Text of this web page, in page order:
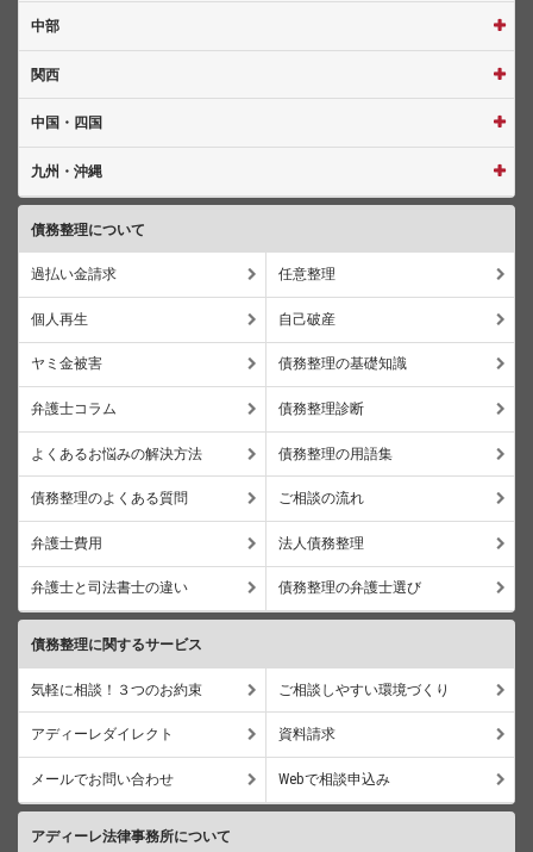
中部
関西
中国・四国
九州・沖縄
債務整理について
過払い金請求 任意整理
個人再生 自己破産
ヤミ金被害 債務整理の基礎知識
弁護士コラム 債務整理診断
よくあるお悩みの解決方法 債務整理の用語集
債務整理のよくある質問 ご相談の流れ
弁護士費用 法人債務整理
弁護士と司法書士の違い 債務整理の弁護士選び
債務整理に関するサービス
気軽に相談！３つのお約束 ご相談しやすい環境づくり
アディーレダイレクト 資料請求
メールでお問い合わせ Webで相談申込み
アディーレ法律事務所について